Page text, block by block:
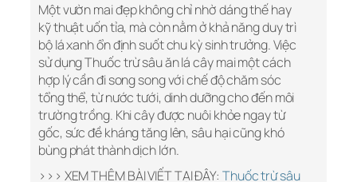
Một vườn mai đẹp không chỉ nhờ dáng thế hay
kỹ thuật uốn tỉa, mà còn nằm ở khả năng duy trì
bộ lá xanh ổn định suốt chu kỳ sinh trưởng. Việc
sử dụng Thuốc trừ sâu ăn lá cây mai một cách
hợp lý cần đi song song với chế độ chăm sóc
tổng thể, từ nước tưới, dinh dưỡng cho đến môi
trường trồng. Khi cây được nuôi khỏe ngay từ
gốc, sức đề kháng tăng lên, sâu hại cũng khó
bùng phát thành dịch lớn.
>>> XEM THÊM BÀI VIẾT TẠI ĐÂY: Thuốc trừ sâu